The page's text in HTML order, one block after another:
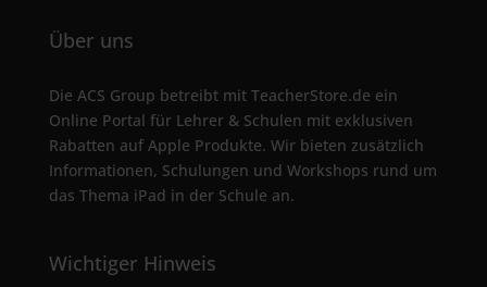
Über uns
Die ACS Group betreibt mit TeacherStore.de ein
Online Portal für Lehrer & Schulen mit exklusiven
Rabatten auf Apple Produkte. Wir bieten zusätzlich
Informationen, Schulungen und Workshops rund um
das Thema iPad in der Schule an.
Wichtiger Hinweis